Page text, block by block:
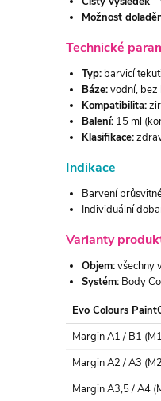
Možnost
Technické
Typ: barvicí
Báze:vodní, bez
Kompatibilita:
Balení: 15 ml
Klasifikace:
Indikace
Barvení
Individuální
Varianty
Objem:všechny
Systém: Body
Evo Colours
Margin A1 / B1
Margin A2 / A3
Margin A3,5 / A4